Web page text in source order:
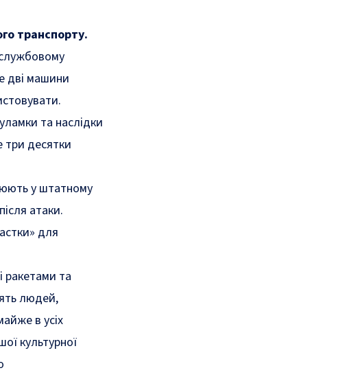
транспорту.
дві машини
та наслідки
три десятки
у штатному
атаки.
для
ракетами та
людей,
в усіх
культурної